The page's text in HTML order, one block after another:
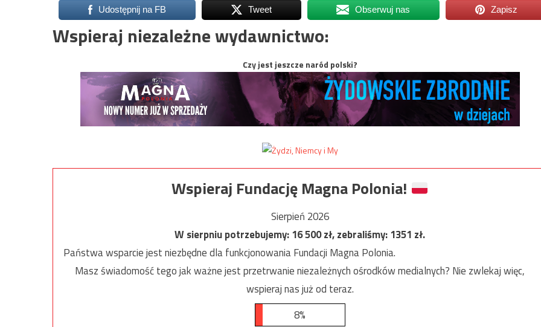
Udostępnij na FB Tweet Obserwuj nas Zapisz
Wspieraj niezależne wydawnictwo:
Czy jest jeszcze naród polski?
Wspieraj Fundację Magna Polonia!
Sierpień 2026
W sierpniu potrzebujemy:16 500zł, zebraliśmy:1351 zł.
Państwa wsparcie jest niezbędne dla funkcjonowania Fundacji Magna Polonia.
Masz świadomość tego jak ważne jest przetrwanie niezależnych ośrodków medialnych? Nie zwlekaj więc,
wspieraj nas już od teraz.
8%